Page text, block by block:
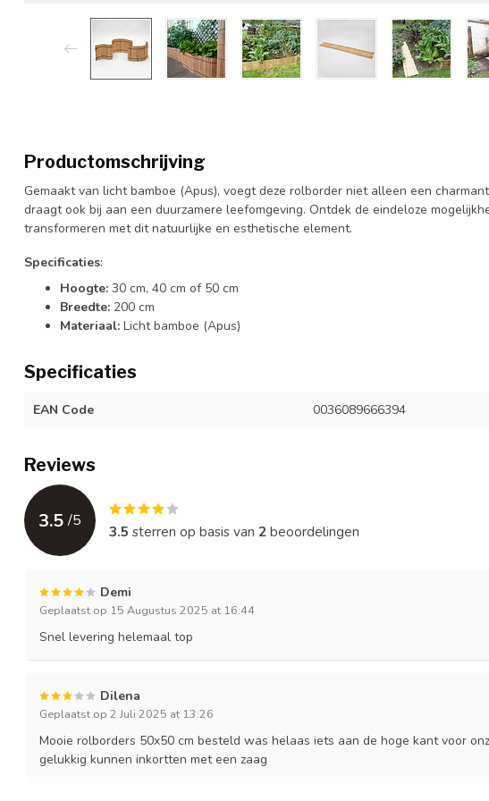
Productomschrijving
Gemaakt van licht bamboe (Apus), voegt deze rolborder niet alleen een
draagt ook bij aan een duurzamere leefomgeving. Ontdek de eindeloze
transformeren met dit natuurlijke en esthetische element.
Specificaties:
Hoogte: 30 cm, 40 cm of 50 cm
Breedte: 200 cm
Materiaal: Licht bamboe (Apus)
Specificaties
EAN Code 0036089666394
Reviews
3.5 /5
3.5 sterren op basis van 2beoordelingen
Demi
Geplaatst op 15 Augustus 2025 at 16:44
Snel levering helemaal top
Dilena
Geplaatst op 2 Juli 2025 at 13:26
Mooie rolborders 50x50 cm besteld was helaas iets aan de hoge kant voor
gelukkig kunnen inkortten met een zaag